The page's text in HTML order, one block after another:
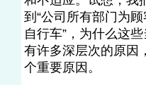
到“公司所有部门为
自行车”，为什么这
有许多深层次的原因
个重要原因。